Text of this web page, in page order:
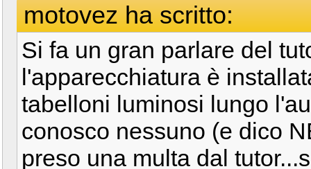
motovez ha scritto:
Si fa un gran parlare del
l'apparecchiatura è
tabelloni luminosi lungo
conosco nessuno (e dico
preso una multa dal